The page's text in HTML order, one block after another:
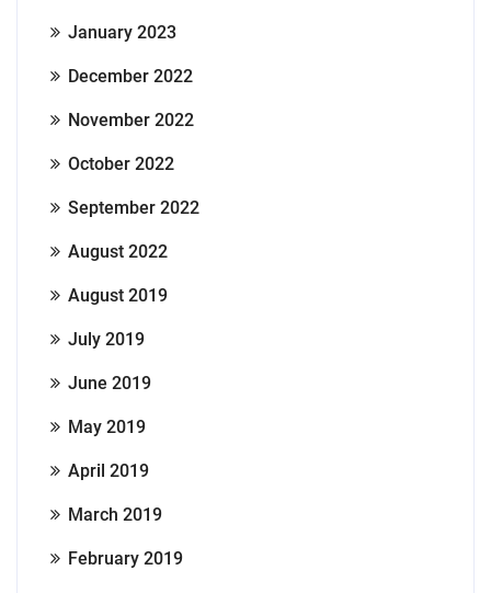
January 2023
December 2022
November 2022
October 2022
September 2022
August 2022
August 2019
July 2019
June 2019
May 2019
April 2019
March 2019
February 2019